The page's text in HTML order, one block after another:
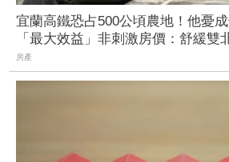
宜蘭高鐵恐占500公頃農地！他憂
「最大效益」非刺激房價：舒緩雙
房產